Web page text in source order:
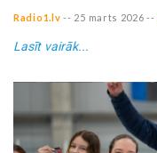
Radio1.lv -- 25 marts 2026 --
Lasīt vairāk...